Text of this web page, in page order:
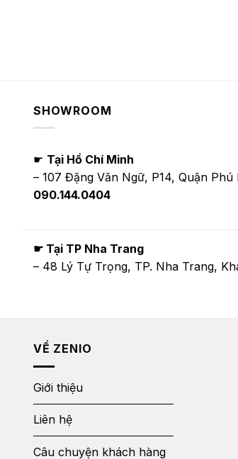
SHOWROOM
☛ Tại Hồ Chí Minh
– 107 Đặng Văn Ngữ, P14, Quận Phú
090.144.0404
☛ Tại TP Nha Trang
– 48 Lý Tự Trọng, TP. Nha Trang,
VỀ ZENIO
Giới thiệu
Liên hệ
Câu chuyện khách hàng